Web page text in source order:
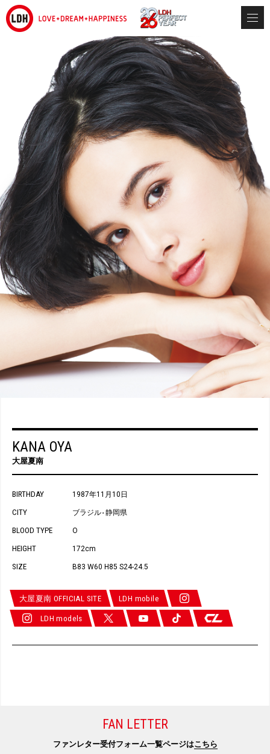
KANA OYA
大屋夏南
BIRTHDAY 1987年11月10日
CITY ブラジル・静岡県
BLOOD TYPE O
HEIGHT 172cm
SIZE B83 W60 H85 S24-24.5
大屋夏南 OFFICIAL SITE LDH mobile
LDH models
FAN LETTER
ファンレター受付フォーム一覧ページはこちら